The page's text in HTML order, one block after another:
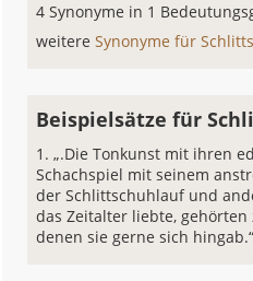
4 Synonyme in 1
weitereSynonyme für
Beispielsätze für
„.Die Tonkunst mit ihren
Schachspiel mit seinem
der Schlittschuhlauf und
das Zeitalter liebte,
denen sie gerne sich hingab.“